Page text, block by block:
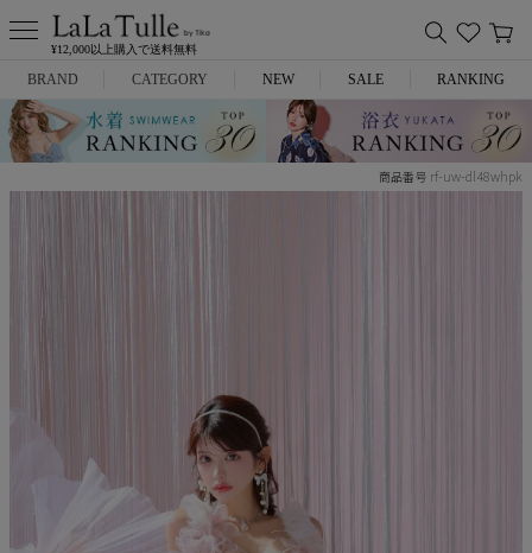
¥12,000以上購入で送料無料
BRAND
Anella
ROBE de FLEURS
ANGEL R
CATEGORY
ミニドレス
ロングドレス
NEW SALE RANKING
商品番号 rf-uw-dl48whpk